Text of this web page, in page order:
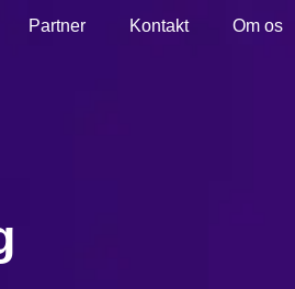
Partner Kontakt Om os